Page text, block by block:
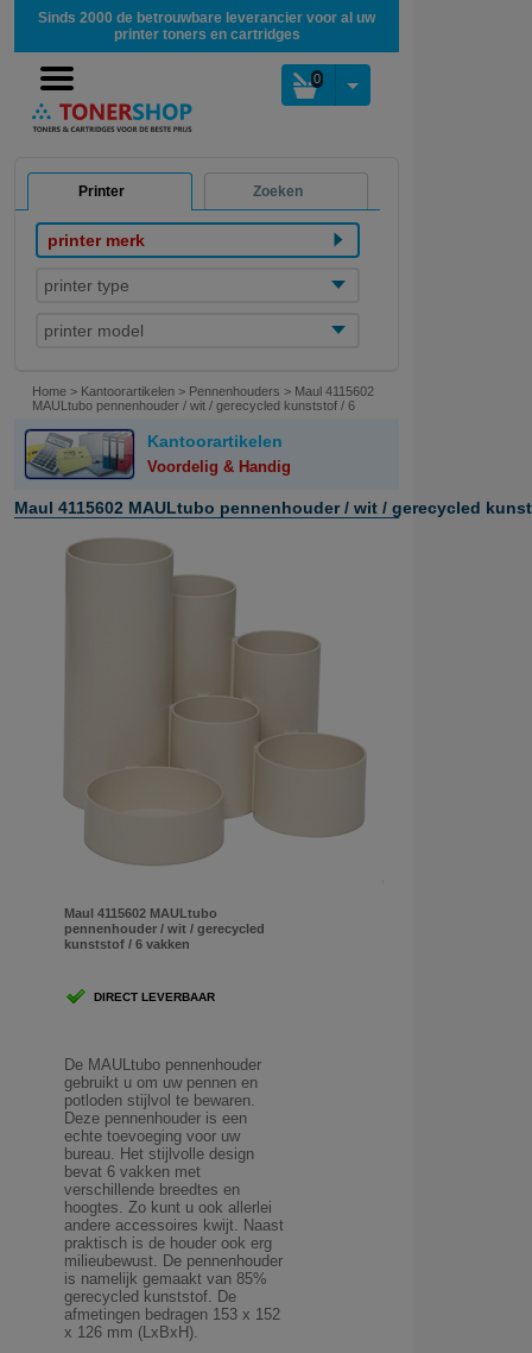
Sinds 2000 de betrouwbare leverancier voor al uw
printer toners en cartridges
0
Printer Zoeken
printer merk
printer type
printer model
Home > Kantoorartikelen > Pennenhouders > Maul 4115602
MAULtubo pennenhouder / wit / gerecycled kunststof / 6
Kantoorartikelen
Voordelig & Handig
Maul 4115602 MAULtubo pennenhouder / wit / gerecycled
Maul 4115602 MAULtubo
pennenhouder / wit / gerecycled
kunststof / 6 vakken
DIRECT LEVERBAAR
De MAULtubo pennenhouder
gebruikt u om uw pennen en
potloden stijlvol te bewaren.
Deze pennenhouder is een
echte toevoeging voor uw
bureau. Het stijlvolle design
bevat 6 vakken met
verschillende breedtes en
hoogtes. Zo kunt u ook allerlei
andere accessoires kwijt. Naast
praktisch is de houder ook erg
milieubewust. De pennenhouder
is namelijk gemaakt van 85%
gerecycled kunststof. De
afmetingen bedragen 153 x 152
x 126 mm (LxBxH).